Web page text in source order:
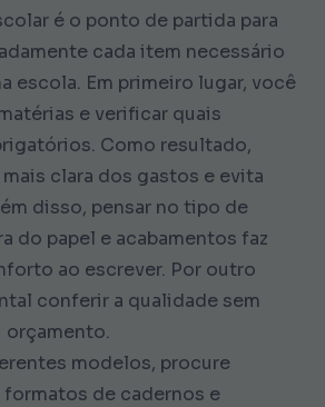
é o ponto de partida para
cada item necessário
escola. Em primeiro lugar, você
e verificar quais
Como resultado,
clara dos gastos e evita
disso, pensar no tipo de
do papel e acabamentos faz
ao escrever. Por outro
conferir a qualidade sem
orçamento.
modelos, procure
de cadernos e